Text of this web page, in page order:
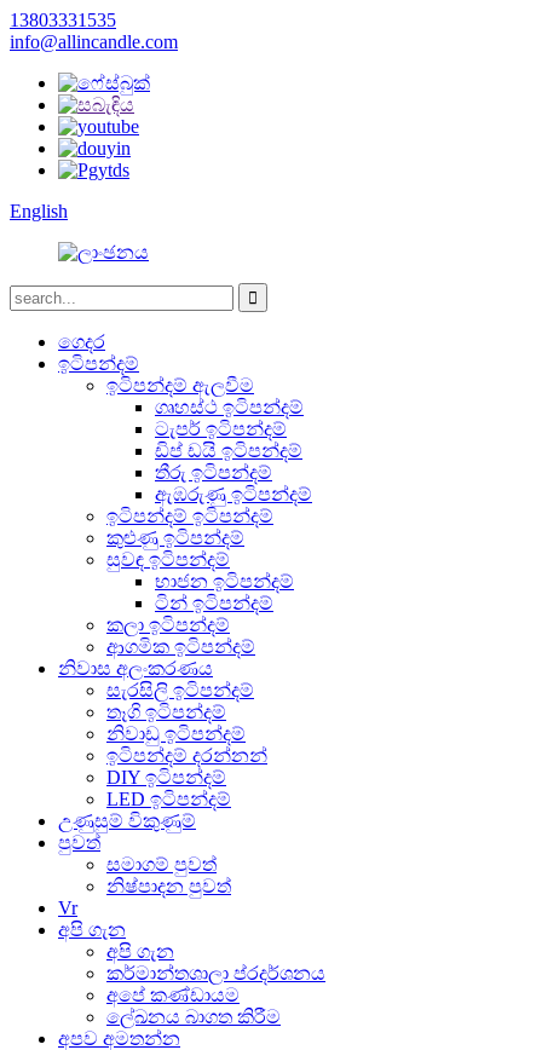
13803331535
info@allincandle.com
English
ගෙදර
ඉටිපන්දම්
ඉටිපන්දම් ඇලවීම
ගෘහස්ථ ඉටිපන්දම්
ටැපර් ඉටිපන්දම්
ඩිප් ඩයි ඉටිපන්දම්
තීරු ඉටිපන්දම්
ඇඹරුණු ඉටිපන්දම්
ඉටිපන්දම් ඉටිපන්දම්
කුළුණු ඉටිපන්දම්
සුවඳ ඉටිපන්දම්
භාජන ඉටිපන්දම්
ටින් ඉටිපන්දම්
කලා ඉටිපන්දම්
ආගමික ඉටිපන්දම්
නිවාස අලංකරණය
සැරසිලි ඉටිපන්දම්
තෑගි ඉටිපන්දම්
නිවාඩු ඉටිපන්දම්
ඉටිපන්දම් දරන්නන්
DIY ඉටිපන්දම්
LED ඉටිපන්දම්
උණුසුම් විකුණුම්
පුවත්
සමාගම් පුවත්
නිෂ්පාදන පුවත්
Vr
අපි ගැන
අපි ගැන
කර්මාන්තශාලා ප්රදර්ශනය
අපේ කණ්ඩායම
ලේඛනය බාගත කිරීම
අපව අමතන්න